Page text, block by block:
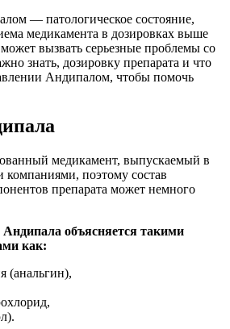
— патологическое состояние,
медикамента в дозировках выше
вызвать серьезные проблемы со
знать, дозировку препарата и что
Андипалом, чтобы помочь
медикамент, выпускаемый в
компаниями, поэтому состав
препарата может немного
Андипала объясняется такими
как:
(анальгин),